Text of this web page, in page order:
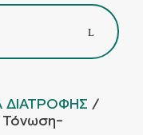
ΔΙΑΤΡΟΦΗΣ /